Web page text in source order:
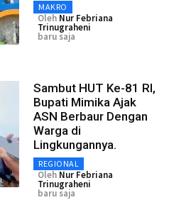
MAKRO
Oleh Nur Febriana
Trinugraheni
baru saja
Sambut HUT Ke-81 RI,
Bupati Mimika Ajak
ASN Berbaur Dengan
Warga di
Lingkungannya.
REGIONAL
Oleh Nur Febriana
Trinugraheni
baru saja